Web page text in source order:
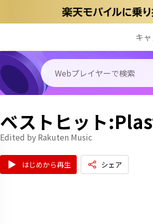
キ
ベストヒット
Edited by Rakuten Music
はじめから再生 シェア